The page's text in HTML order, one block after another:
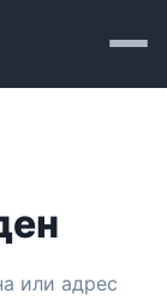
или адрес